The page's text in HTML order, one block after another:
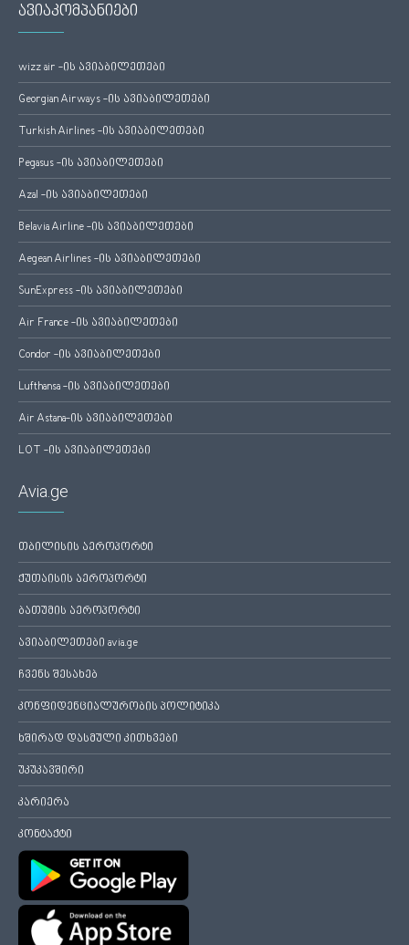
ავიაკომპანიები
wizz air -ის ავიაბილეთები
Georgian Airways -ის ავიაბილეთები
Turkish Airlines -ის ავიაბილეთები
Pegasus -ის ავიაბილეთები
Azal -ის ავიაბილეთები
Belavia Airline -ის ავიაბილეთები
Aegean Airlines -ის ავიაბილეთები
SunExpress -ის ავიაბილეთები
Air France -ის ავიაბილეთები
Condor -ის ავიაბილეთები
Lufthansa -ის ავიაბილეთები
Air Astana-ის ავიაბილეთები
LOT -ის ავიაბილეთები
Avia.ge
თბილისის აეროპორტი
ქუთაისის აეროპორტი
ბათუმის აეროპორტი
ავიაბილეთები avia.ge
ჩვენს შესახებ
კონფიდენციალურობის პოლიტიკა
ხშირად დასმული კითხვები
უკუკავშირი
კარიერა
კონტაქტი